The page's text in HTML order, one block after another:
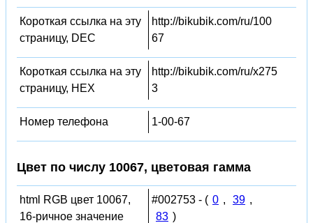
Короткая ссылка на эту
страницу, DEC
http://bikubik.com/ru/100
67
Короткая ссылка на эту
страницу, HEX
http://bikubik.com/ru/x275
3
Номер телефона 1-00-67
Цвет по числу 10067, цветовая гамма
html RGB цвет 10067,
16-ричное значение
#002753 - ( 0 , 39 ,
83 )